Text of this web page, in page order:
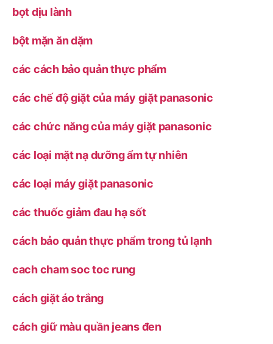
bọt dịu lành
bột mặn ăn dặm
các cách bảo quản thực phẩm
các chế độ giặt của máy giặt panasonic
các chức năng của máy giặt panasonic
các loại mặt nạ dưỡng ẩm tự nhiên
các loại máy giặt panasonic
các thuốc giảm đau hạ sốt
cách bảo quản thực phẩm trong tủ lạnh
cach cham soc toc rung
cách giặt áo trắng
cách giữ màu quần jeans đen